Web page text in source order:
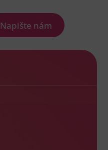
Napište nám